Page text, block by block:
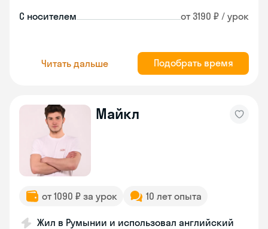
С носителем от 3190 ₽ / урок
Читать дальше Подобрать время
Майкл
от 1090 ₽ за урок 10 лет опыта
Жил в Румынии и использовал английский